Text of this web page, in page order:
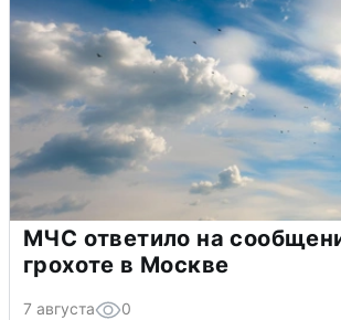
МЧС ответило на
грохоте в Москве
7 августа 0